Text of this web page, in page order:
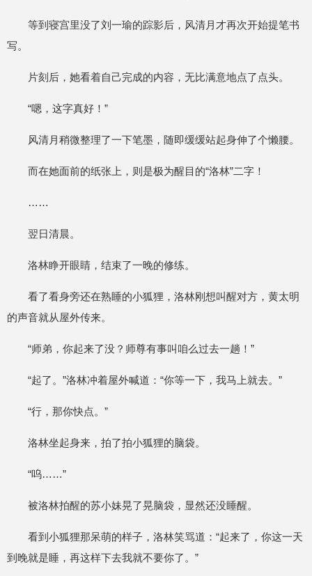
等到寝宫里没了刘一瑜的踪影后，风清月才再次开始提笔书
写。
片刻后，她看着自己完成的内容，无比满意地点了点头。
“嗯，这字真好！”
风清月稍微整理了一下笔墨，随即缓缓站起身伸了个懒腰。
而在她面前的纸张上，则是极为醒目的“洛林”二字！
……
翌日清晨。
洛林睁开眼睛，结束了一晚的修练。
看了看身旁还在熟睡的小狐狸，洛林刚想叫醒对方，黄太明
的声音就从屋外传来。
“师弟，你起来了没？师尊有事叫咱么过去一趟！”
“起了。”洛林冲着屋外喊道：“你等一下，我马上就去。”
“行，那你快点。”
洛林坐起身来，拍了拍小狐狸的脑袋。
“呜……”
被洛林拍醒的苏小妹晃了晃脑袋，显然还没睡醒。
看到小狐狸那呆萌的样子，洛林笑骂道：“起来了，你这一天
到晚就是睡，再这样下去我就不要你了。”